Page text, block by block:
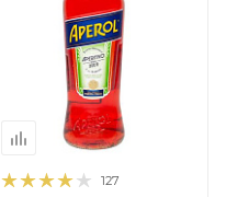
127